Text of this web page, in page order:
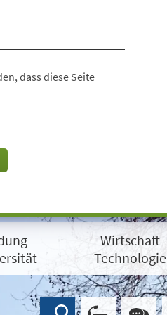
dass diese Seite
Wirtschaft
Technologie